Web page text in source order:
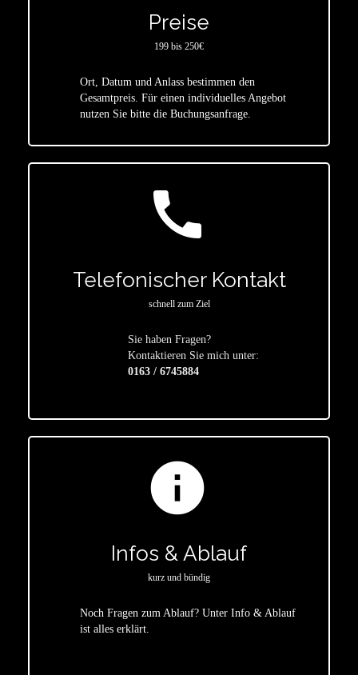
Preise
199 bis 250€
Ort, Datum und Anlass bestimmen den
Gesamtpreis. Für einen individuelles Angebot
nutzen Sie bitte die Buchungsanfrage.
call
Telefonischer Kontakt
schnell zum Ziel
Sie haben Fragen?
Kontaktieren Sie mich unter:
0163 / 6745884
info
Infos & Ablauf
kurz und bündig
Noch Fragen zum Ablauf? Unter Info & Ablauf
ist alles erklärt.